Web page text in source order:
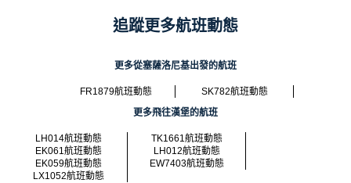
追蹤更多航班動態
更多從塞薩洛尼基出發的航班
FR1879航班動態
SK782航班動態
更多飛往漢堡的航班
LH014航班動態
TK1661航班動態
EK061航班動態
LH012航班動態
EK059航班動態
EW7403航班動態
LX1052航班動態